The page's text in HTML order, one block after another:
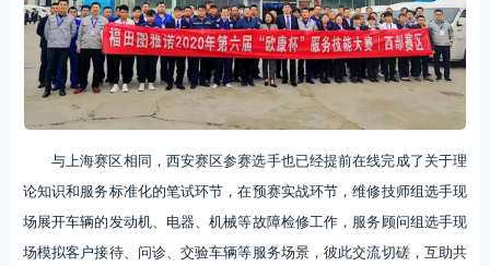
与上海赛区相同，西安赛区参赛选手也已经提前在线完成了关于理
论知识和服务标准化的笔试环节，在预赛实战环节，维修技师组选手现
场展开车辆的发动机、电器、机械等故障检修工作，服务顾问组选手现
场模拟客户接待、问诊、交验车辆等服务场景，彼此交流切磋，互助共